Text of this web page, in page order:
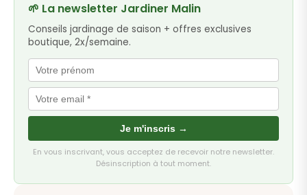
🌱 La newsletter Jardiner Malin
Conseils jardinage de saison + offres exclusives
boutique, 2x/semaine.
Je m'inscris →
En vous inscrivant, vous acceptez de recevoir notre newsletter.
Désinscription à tout moment.